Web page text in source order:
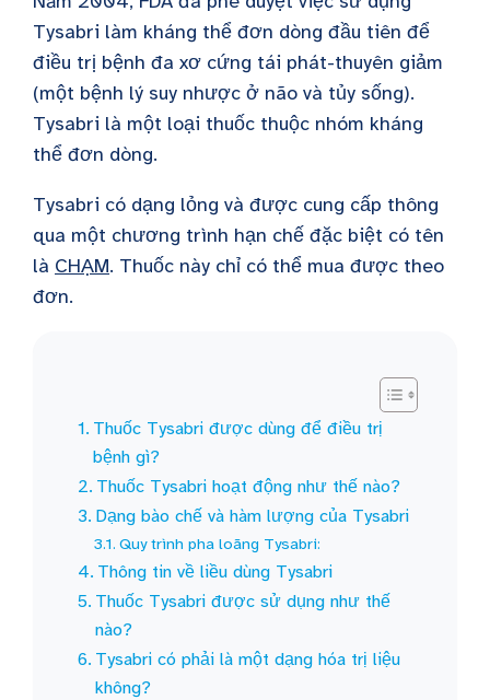
Tysabri làm kháng thể đơn dòng đầu tiên để
điều trị bệnh đa xơ cứng tái phát-thuyên giảm
(một bệnh lý suy nhược ở não và tủy sống).
Tysabri là một loại thuốc thuộc nhóm kháng
thể đơn dòng.
Tysabri có dạng lỏng và được cung cấp thông
qua một chương trình hạn chế đặc biệt có tên
là CHẠM. Thuốc này chỉ có thể mua được theo
đơn.
Thuốc Tysabri được dùng để điều trị
bệnh gì?
Thuốc Tysabri hoạt động như thế nào?
Dạng bào chế và hàm lượng của Tysabri
Quy trình pha loãng Tysabri:
Thông tin về liều dùng Tysabri
Thuốc Tysabri được sử dụng như thế
nào?
Tysabri có phải là một dạng hóa trị liệu
không?